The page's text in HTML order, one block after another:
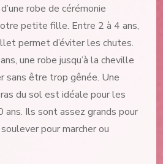
robe de cérémonie
petite fille. Entre 2 à 4 ans,
permet d’éviter les chutes.
une robe jusqu’à la cheville
sans être trop gênée. Une
du sol est idéale pour les
ans. Ils sont assez grands pour
pour marcher ou